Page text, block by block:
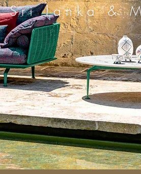
Sri lanka &